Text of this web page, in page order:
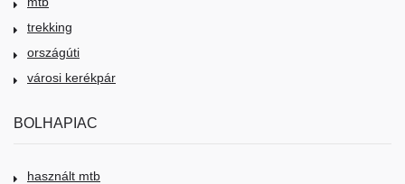
trekking
országúti
városi kerékpár
BOLHAPIAC
használt mtb